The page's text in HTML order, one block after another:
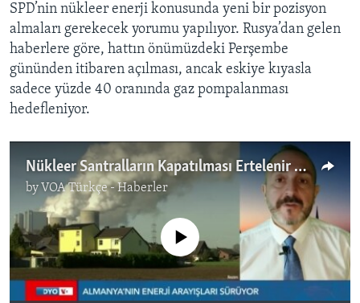
SPD’nin nükleer enerji konusunda yeni bir pozisyon
almaları gerekecek yorumu yapılıyor. Rusya’dan gelen
haberlere göre, hattın önümüzdeki Perşembe
gününden itibaren açılması, ancak eskiye kıyasla
sadece yüzde 40 oranında gaz pompalanması
hedefleniyor.
Nükleer Santralların Kapatılması Ertelenir mi?
by VOA Türkçe - Haberler
No media source currently available